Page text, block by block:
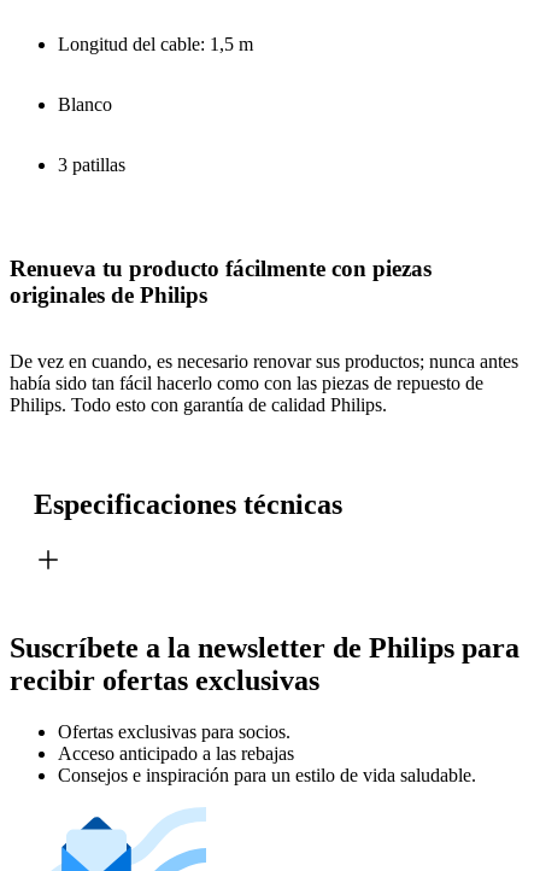
Longitud del cable: 1,5 m
Blanco
3 patillas
Renueva tu producto fácilmente con piezas
originales de Philips
De vez en cuando, es necesario renovar sus productos; nunca antes
había sido tan fácil hacerlo como con las piezas de repuesto de
Philips. Todo esto con garantía de calidad Philips.
Especificaciones técnicas
Suscríbete a la newsletter de Philips para
recibir ofertas exclusivas
Ofertas exclusivas para socios.
Acceso anticipado a las rebajas
Consejos e inspiración para un estilo de vida saludable.